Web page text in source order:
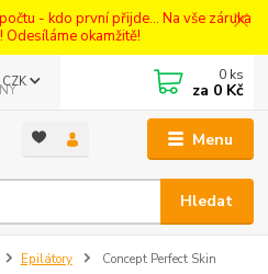
- kdo první přijde... Na vše záruka
Odesíláme okamžitě!
Menu
CZK
Hledat
0 ks
za 0 Kč
Epilátory
Concept Perfect Skin